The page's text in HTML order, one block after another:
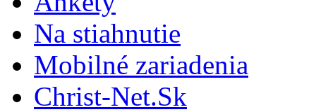
Na stiahnutie
Mobilné zariadenia
Christ-Net.Sk